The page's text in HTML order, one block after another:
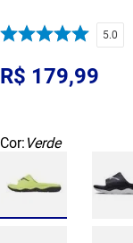
5.0
R$ 179,99
Cor: Verde